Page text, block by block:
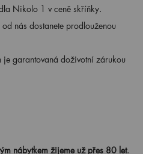
Nikolo 1 v ceně skříňky.
nás dostanete prodlouženou
je garantovaná doživotní zárukou
nábytkem žijeme už přes 80 let.